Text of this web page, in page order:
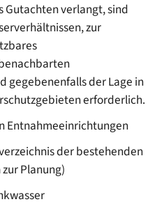
Gutachten verlangt, sind
zur
gegebenenfalls der Lage in
erforderlich.
Entnahmeeinrichtungen
der bestehenden
Planung)